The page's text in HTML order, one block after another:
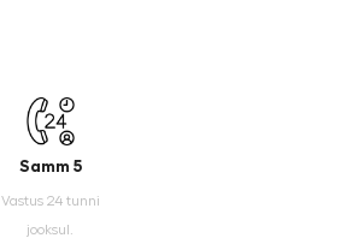
Samm 5
Vastus 24 tunni
jooksul.